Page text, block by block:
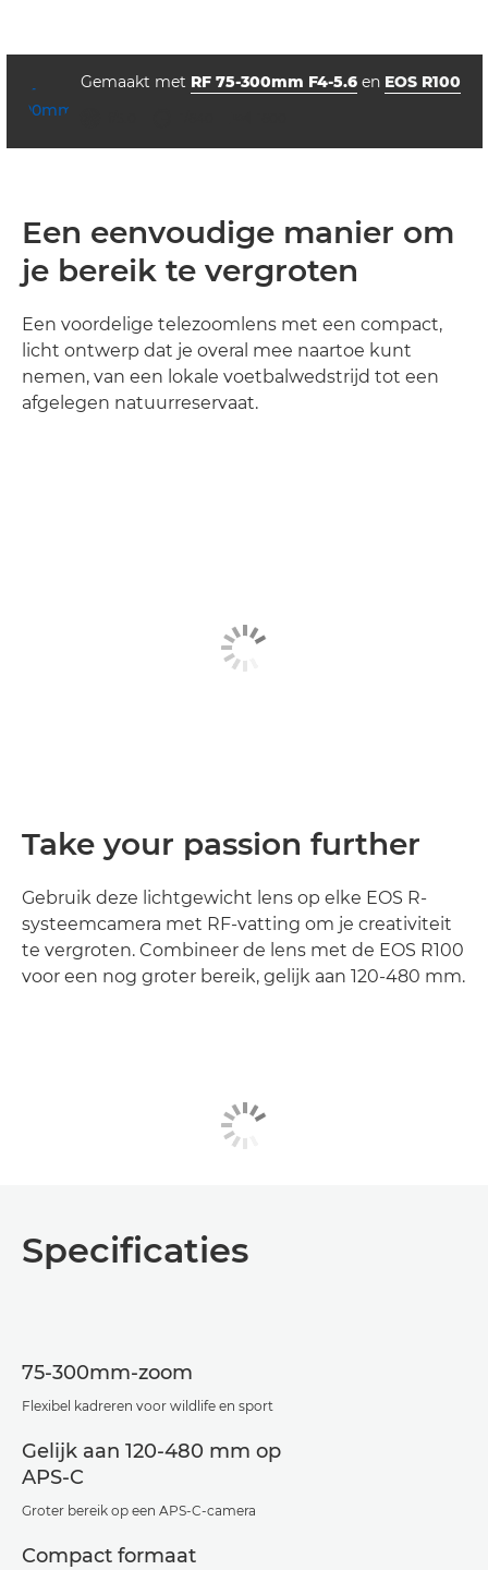
Gemaakt met RF 75-300mm F4-5.6en EOS R100
Een eenvoudige manier om
je bereik te vergroten
Een voordelige telezoomlens met een compact,
licht ontwerp dat je overal mee naartoe kunt
nemen, van een lokale voetbalwedstrijd tot een
afgelegen natuurreservaat.
Take your passion further
Gebruik deze lichtgewicht lens op elke EOS R-
systeemcamera met RF-vatting om je creativiteit
te vergroten. Combineer de lens met de EOS R100
voor een nog groter bereik, gelijk aan 120-480 mm.
Specificaties
75-300mm-zoom
Flexibel kadreren voor wildlife en sport
Gelijk aan 120-480 mm op
APS-C
Groter bereik op een APS-C-camera
Compact formaat